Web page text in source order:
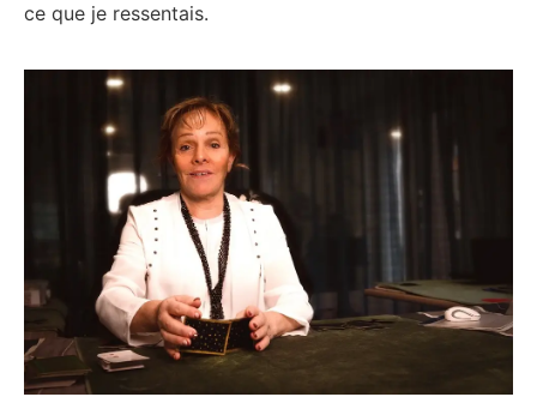
ce que je ressentais.